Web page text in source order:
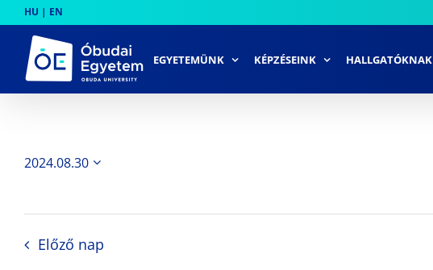
to
content
HU | EN
EGYETEMÜNK KÉPZÉSEINK HALLGATÓKNAK
2024.08.30
Előző nap